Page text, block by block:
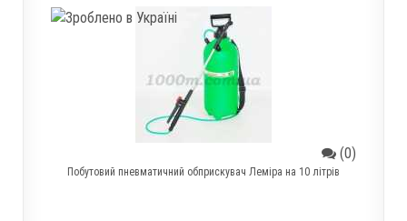
(0)
Побутовий пневматичний обприскувач Леміра на 10 літрів